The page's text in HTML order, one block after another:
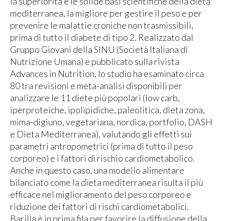
mediterranea, la migliore per gestire il peso e per
prevenire le malattie croniche non trasmissibili,
prima di tutto il diabete di tipo 2. Realizzato dal
Gruppo Giovani della SINU (Società Italiana di
Nutrizione Umana) e pubblicato sulla rivista
Advances in Nutrition, lo studio ha esaminato circa
80 tra revisioni e meta-analisi disponibili per
analizzare le 11 diete più popolari (low carb,
iperproteiche, ipolipidiche, paleolitica, dieta zona,
mima-digiuno, vegetariana, nordica, portfolio, DASH
e Dieta Mediterranea), valutando gli effetti sui
parametri antropometrici (prima di tutto il peso
corporeo) e i fattori di rischio cardiometabolico.
Anche in questo caso, una modello alimentare
bilanciato come la dieta mediterranea risulta il più
efficace nel miglioramento del peso corporeo e
riduzione dei fattori di rischi cardiometabolici.
Barilla è in prima fila per favorire la diffusione della